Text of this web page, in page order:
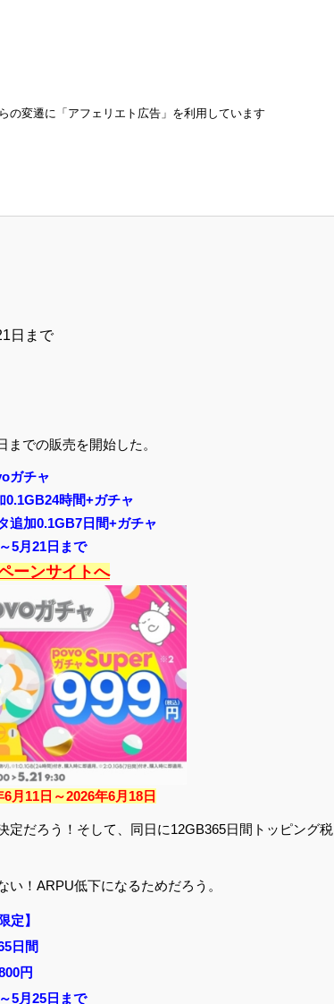
の変遷に「アフェリエト広告」を利用しています
日まで
での販売を開始した。
ガチャ
0.1GB24時間+ガチャ
追加0.1GB7日間+ガチャ
5月21日まで
ーンサイトへ
月11日～2026年6月18日
だろう！そして、同日に12GB365日間トッピング税
！ARPU低下になるためだろう。
定】
日間
円
5月25日まで